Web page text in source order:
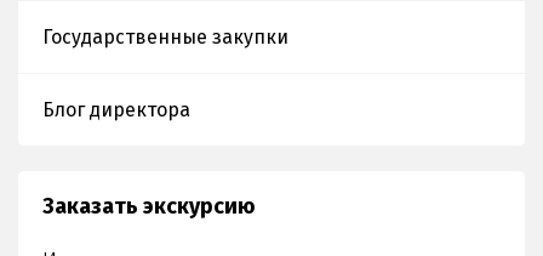
Государственные закупки
Блог директора
Заказать экскурсию